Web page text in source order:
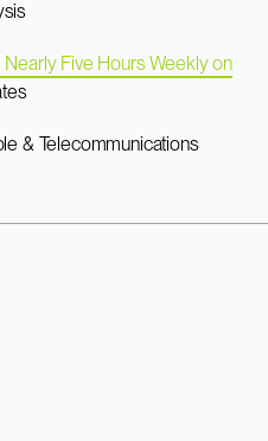
Five Hours Weekly on
& Telecommunications